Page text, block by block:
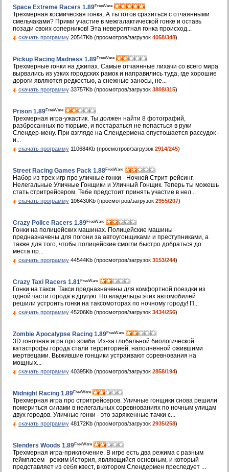
Space Extreme Racers 1.89FreeWare
Трехмерная космическая гонка. А ты готов сразиться с отчаянными
смельчаками? Прими участие в межгалактической гонке и оставь
позади своих соперников! Эта невероятная гонка происход...
скачать программу20547Kb (просмотров/загрузок 4058/348)
Pickup Racing Madness 1.89FreeWare
Трехмерные гонки на джипах. Самые отчаянные лихачи со всего мира
вырвались из узких городских рамок и направились туда, где хорошие
дороги являются редкостью, а снежные заносы, не...
скачать программу33757Kb (просмотров/загрузок 3808/315)
Prison 1.89FreeWare
Трехмерная игра-ужастик. Ты должен найти 8 фотографий,
разбросанных по тюрьме, и постараться не попасться в руки
Слендер-мену. При взгляде на Слендермена опустошается рассудок -
и...
скачать программу110684Kb (просмотров/загрузок 2914/245)
Street Racing Games Pack 1.88FreeWare
Набор из трех игр про уличные гонки - Ночной Стрит-рейсинг,
Нелегальные Уличные Гонщики и Уличный Гонщик. Теперь ты можешь
стать стритрейсером. Тебе предстоит принять участие в нел...
скачать программу106430Kb (просмотров/загрузок 2955/207)
Crazy Police Racers 1.89FreeWare
Гонки на полицейских машинах. Полицейские машины
предназначены для погони за автоугонщиками и преступниками, а
также для того, чтобы полицейские смогли быстро добраться до
места пр...
скачать программу44544Kb (просмотров/загрузок 3153/244)
Crazy Taxi Racers 1.81FreeWare
Гонки на такси. Такси предназначены для комфортной поездки из
одной части города в другую. Но владельцы этих автомобилей
решили устроить гонки на таксомоторах по ночному городу! П...
скачать программу45206Kb (просмотров/загрузок 3434/256)
Zombie Apocalypse Racing 1.89FreeWare
3D гоночная игра про зомби. Из-за глобальной биологической
катастрофы города стали территорией, наполненной ожившими
мертвецами. Выжившие гонщики устраивают соревнования на
мощных...
скачать программу40395Kb (просмотров/загрузок 2858/194)
Midnight Racing 1.89FreeWare
Трехмерная игра про стритрейсеров. Уличные гонщики снова решили
помериться силами в нелегальных соревнованиях по ночным улицам
двух городов. Уличные гонки - это заряженные тачки с...
скачать программу48172Kb (просмотров/загрузок 2935/258)
Slenders Woods 1.89FreeWare
Трехмерная игра-приключение. В игре есть два режима с разным
геймплеем - режим История, являющийся основным, и который
представляет из себя квест, в котором Слендермен преследует ...